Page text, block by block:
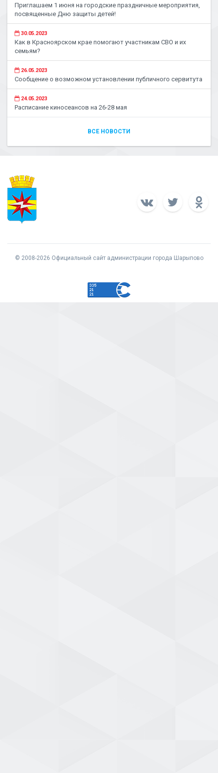
Приглашаем 1 июня на городские праздничные мероприятия,
посвященные Дню защиты детей!
30.05.2023
Как в Красноярском крае помогают участникам СВО и их
семьям?
26.05.2023
Сообщение о возможном установлении публичного сервитута
24.05.2023
Расписание киносеансов на 26-28 мая
ВСЕ НОВОСТИ
© 2008-2026 Официальный сайт администрации города Шарыпово